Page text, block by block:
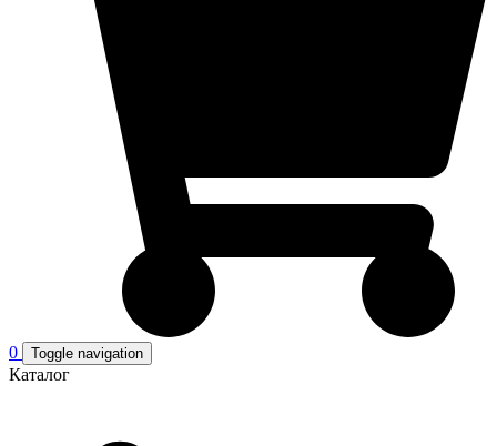
0 Toggle navigation
Каталог